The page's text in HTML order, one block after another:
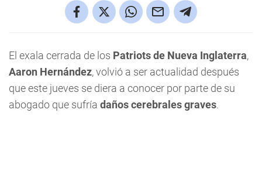
El exala cerrada de los Patriots de Nueva Inglaterra,
Aaron Hernández, volvió a ser actualidad después
que este jueves se diera a conocer por parte de su
abogado que sufría daños cerebrales graves.